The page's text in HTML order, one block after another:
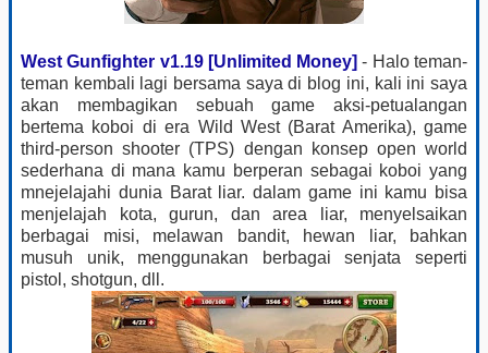
West Gunfighter v1.19 [Unlimited Money] - Halo teman-
teman kembali lagi bersama saya di blog ini, kali ini saya
akan membagikan sebuah game aksi-petualangan
bertema koboi di era Wild West (Barat Amerika), game
third-person shooter (TPS) dengan konsep open world
sederhana di mana kamu berperan sebagai koboi yang
mnejelajahi dunia Barat liar. dalam game ini kamu bisa
menjelajah kota, gurun, dan area liar, menyelsaikan
berbagai misi, melawan bandit, hewan liar, bahkan
musuh unik, menggunakan berbagai senjata seperti
pistol, shotgun, dll.